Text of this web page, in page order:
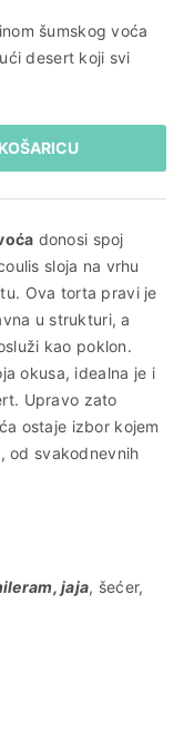
šumskog voća
desert koji svi
donosi spoj
sloja na vrhu
Ova torta pravi je
u strukturi, a
kao poklon.
okusa, idealna je i
Upravo zato
ostaje izbor kojem
od svakodnevnih
jaja, šećer,